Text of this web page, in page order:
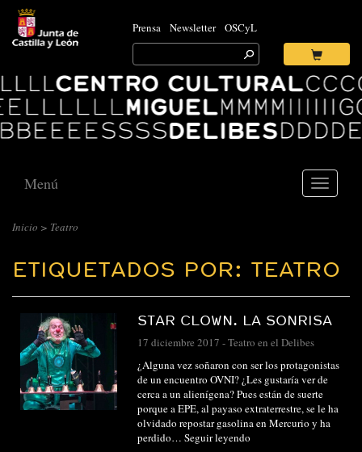
Prensa Newsletter OSCyL
Search
for:
Ok
Centro
Cultural
Miguel
Delibes
Toggle
Menú
Inicio > Teatro
ETIQUETADOS POR: TEATRO
STAR CLOWN. LA SONRISA
17 diciembre 2017 -Teatro en el Delibes
¿Alguna vez soñaron con ser los protagonistas
de un encuentro OVNI? ¿Les gustaría ver de
cerca a un alienígena? Pues están de suerte
porque a EPE, al payaso extraterrestre, se le ha
olvidado repostar gasolina en Mercurio y ha
perdido… Seguir leyendo